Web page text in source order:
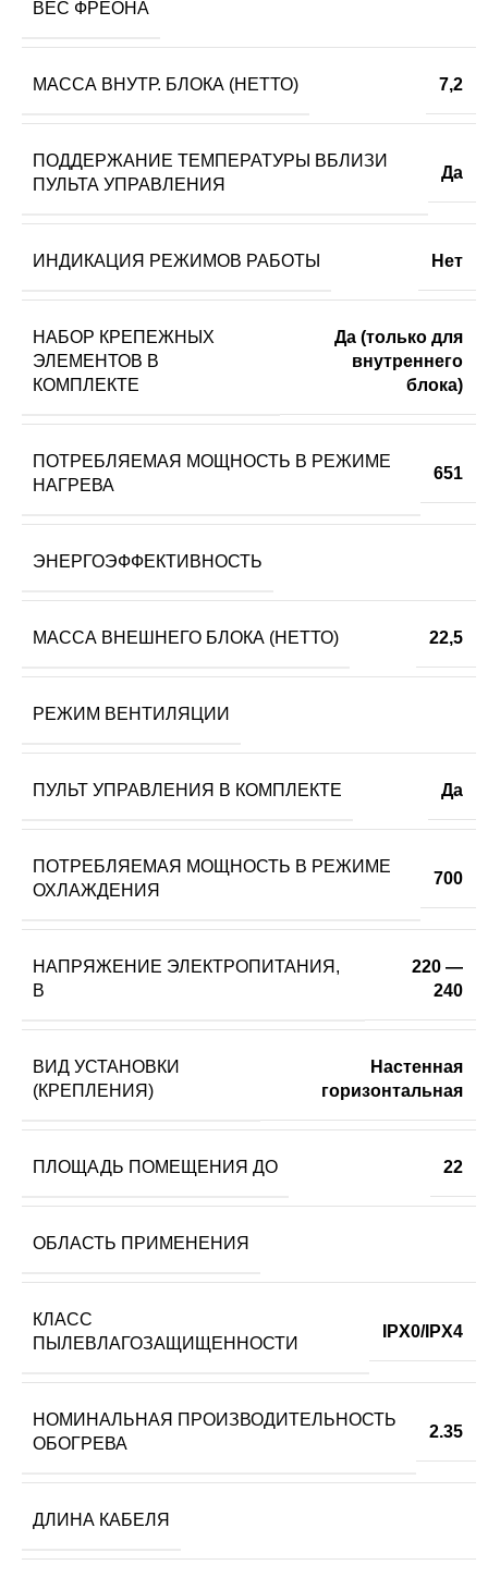
ВЕС ФРЕОНА
МАССА ВНУТР. БЛОКА (НЕТТО) 7,2
ПОДДЕРЖАНИЕ ТЕМПЕРАТУРЫ ВБЛИЗИ
ПУЛЬТА УПРАВЛЕНИЯ
Да
ИНДИКАЦИЯ РЕЖИМОВ РАБОТЫ Нет
НАБОР КРЕПЕЖНЫХ
ЭЛЕМЕНТОВ В
КОМПЛЕКТЕ
Да (только для
внутреннего
блока)
ПОТРЕБЛЯЕМАЯ МОЩНОСТЬ В РЕЖИМЕ
НАГРЕВА
651
ЭНЕРГОЭФФЕКТИВНОСТЬ
МАССА ВНЕШНЕГО БЛОКА (НЕТТО) 22,5
РЕЖИМ ВЕНТИЛЯЦИИ
ПУЛЬТ УПРАВЛЕНИЯ В КОМПЛЕКТЕ Да
ПОТРЕБЛЯЕМАЯ МОЩНОСТЬ В РЕЖИМЕ
ОХЛАЖДЕНИЯ
700
НАПРЯЖЕНИЕ ЭЛЕКТРОПИТАНИЯ,
В
220 —
240
ВИД УСТАНОВКИ
(КРЕПЛЕНИЯ)
Настенная
горизонтальная
ПЛОЩАДЬ ПОМЕЩЕНИЯ ДО 22
ОБЛАСТЬ ПРИМЕНЕНИЯ
КЛАСС
ПЫЛЕВЛАГОЗАЩИЩЕННОСТИ
IPX0/IPX4
НОМИНАЛЬНАЯ ПРОИЗВОДИТЕЛЬНОСТЬ
ОБОГРЕВА
2.35
ДЛИНА КАБЕЛЯ